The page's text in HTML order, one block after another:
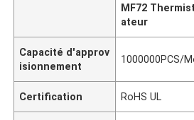
MF72
ateur
Capacité d'approv
isionnement
1000000PCS/
Certification RoHS UL